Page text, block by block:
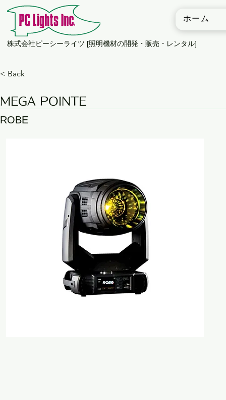
ホーム
​株式会社ピーシーライツ [照明機材の開発・販売・レンタル]
< Back
MEGA POINTE
ROBE